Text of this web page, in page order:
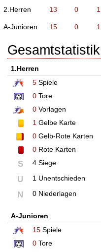
2.Herren 13 0 1
A-Junioren 15 0 1
Gesamtstatistik
1.Herren
5 Spiele
0 Tore
0 Vorlagen
1 Gelbe Karte
0 Gelb-Rote Karten
0 Rote Karten
S 4 Siege
U 1 Unentschieden
N 0 Niederlagen
A-Junioren
15 Spiele
0 Tore